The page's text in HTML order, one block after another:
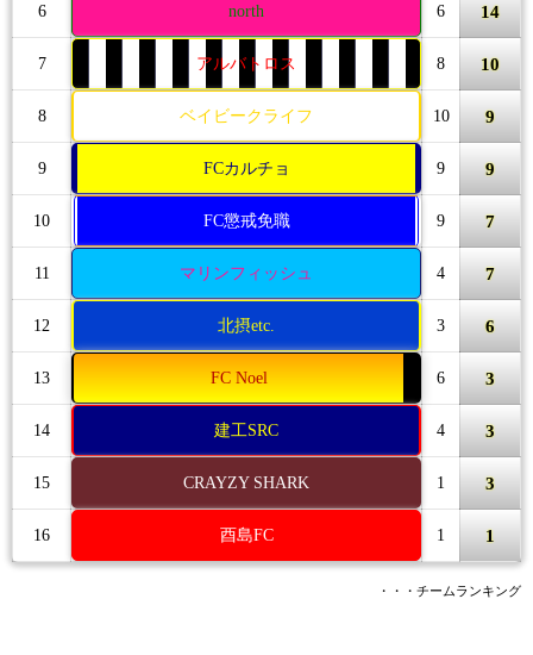
6 north 6 14
7 アルバトロス 8 10
8 ベイビークライフ 10 9
9 FCカルチョ 9 9
10 FC懲戒免職 9 7
11 マリンフィッシュ 4 7
12 北摂etc. 3 6
13 FC Noel 6 3
14 建工SRC 4 3
15 CRAYZY SHARK 1 3
16 酉島FC 1 1
・・・チームランキング